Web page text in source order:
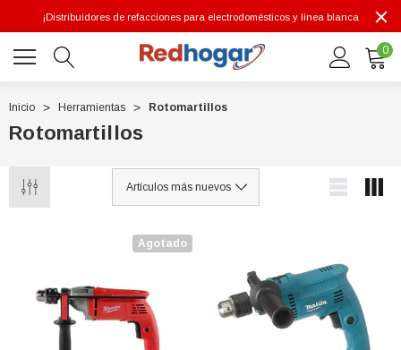
¡Distribuidores de refacciones para electrodomésticos y línea blanca
0
Inicio Herramientas Rotomartillos
Rotomartillos
Agotado
7614